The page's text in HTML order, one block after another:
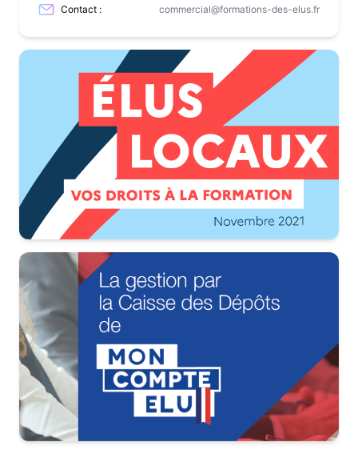
Contact : commercial@formations-des-elus.fr